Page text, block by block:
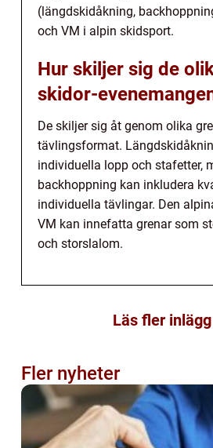
(längdskidåkning,
och VM i alpin skidsport.
Hur skiljer sig de
skidor-
De skiljer sig åt genom olika
tävlingsformat.
individuella lopp och stafetter,
backhoppning kan inkludera
individuella tävlingar. Den
VM kan innefatta grenar som
och storslalom.
Läs fler
Fler nyheter